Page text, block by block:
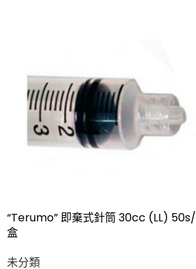
“Terumo” 即棄式針筒 30cc (LL) 50s/
盒
未分類